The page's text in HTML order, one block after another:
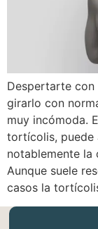
Despertarte
girarlo con
muy incómoda.
tortícolis, puede
notablemente la
Aunque suele
casos la